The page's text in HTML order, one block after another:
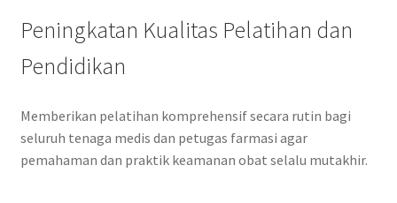
Peningkatan Kualitas Pelatihan dan
Pendidikan
Memberikan pelatihan komprehensif secara rutin bagi
seluruh tenaga medis dan petugas farmasi agar
pemahaman dan praktik keamanan obat selalu mutakhir.